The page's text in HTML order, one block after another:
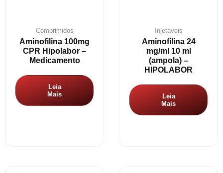
Comprimidos
Aminofilina 100mg
CPR Hipolabor –
Medicamento
Leia
Mais
Injetáveis
Aminofilina 24
mg/ml 10 ml
(ampola) –
HIPOLABOR
Leia
Mais